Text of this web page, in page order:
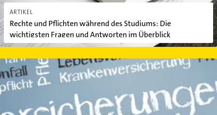
ARTIKEL
Rechte und Pflichten während des Studiums: Die
wichtigsten Fragen und Antworten im Überblick
Rundum gut versichert in Schwerin – Finden Sie die passende